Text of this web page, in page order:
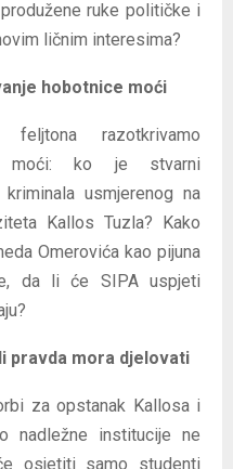
ruke političke i
ličnim interesima?
hobotnice moći
razotkrivamo
moći: ko je stvarni
usmjerenog na
Kallos Tuzla? Kako
Omerovića kao pijuna
da li će SIPA uspjeti
pravda mora djelovati
za opstanak Kallosa i
nadležne institucije ne
osjetiti samo studenti